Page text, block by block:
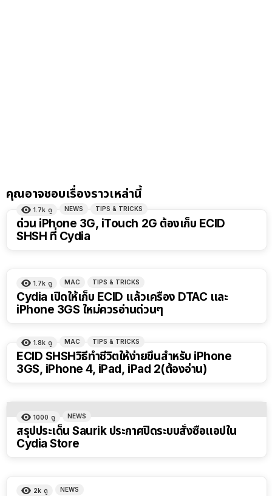
คุณอาจชอบเรื่องราวเหล่านี้
1.7k ดู NEWS TIPS & TRICKS
ด่วน iPhone 3G, iTouch 2G ต้องเก็บ ECID
SHSH ที่ Cydia
1.7k ดู MAC TIPS & TRICKS
Cydia เปิดให้เก็บ ECID แล้วเครื่อง DTAC และ
iPhone 3GS ใหม่ควรอ่านด่วนๆ
1.8k ดู MAC TIPS & TRICKS
ECID SHSHวิธีทำชีวิตให้ง่ายขึ้นสำหรับ iPhone
3GS, iPhone 4, iPad, iPad 2(ต้องอ่าน)
1000 ดู NEWS
สรุปประเด็น Saurik ประกาศปิดระบบสั่งซื้อแอปใน
Cydia Store
2k ดู NEWS